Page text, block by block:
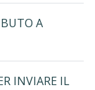
A
INVIARE IL